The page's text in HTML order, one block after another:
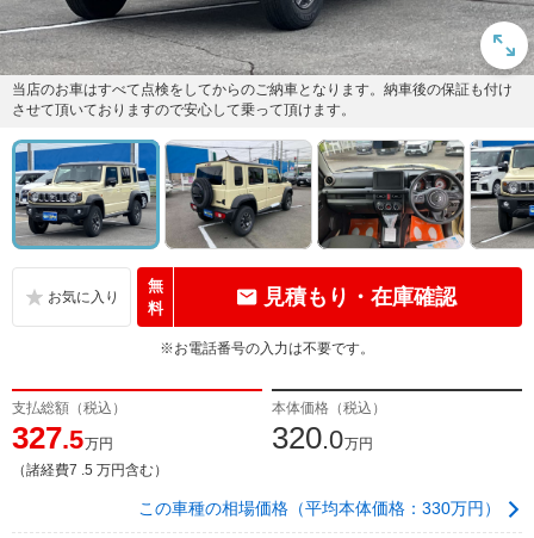
当店のお車はすべて点検をしてからのご納車となります。納車後の保証も付け
させて頂いておりますので安心して乗って頂けます。
無
料
見積もり・在庫確認
※お電話番号の入力は不要です。
支払総額（税込）
327.5万円
（諸経費7 .5 万円含む）
本体価格（税込）
320.0万円
この車種の相場価格（平均本体価格：330万円）